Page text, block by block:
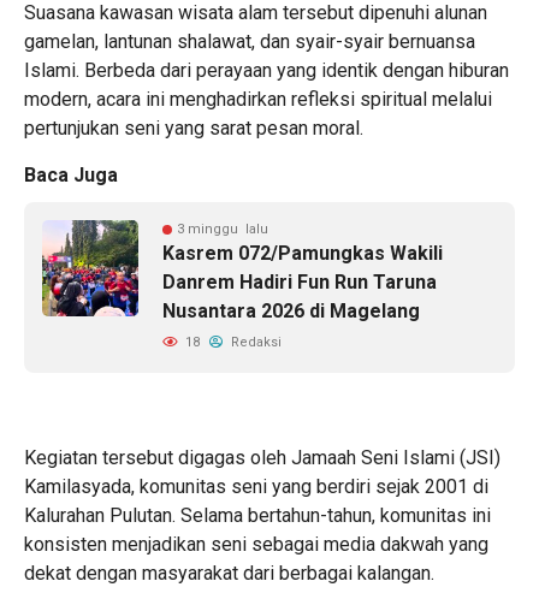
Suasana kawasan wisata alam tersebut dipenuhi alunan
gamelan, lantunan shalawat, dan syair-syair bernuansa
Islami. Berbeda dari perayaan yang identik dengan hiburan
modern, acara ini menghadirkan refleksi spiritual melalui
pertunjukan seni yang sarat pesan moral.
Baca Juga
3 minggu lalu
Kasrem 072/Pamungkas Wakili
Danrem Hadiri Fun Run Taruna
Nusantara 2026 di Magelang
18 Redaksi
Kegiatan tersebut digagas oleh Jamaah Seni Islami (JSI)
Kamilasyada, komunitas seni yang berdiri sejak 2001 di
Kalurahan Pulutan. Selama bertahun-tahun, komunitas ini
konsisten menjadikan seni sebagai media dakwah yang
dekat dengan masyarakat dari berbagai kalangan.